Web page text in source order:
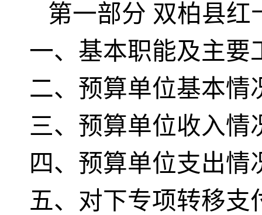
第一部分 双柏县红
一、基本职能及主要
二、预算单位基本情
三、预算单位收入情
四、预算单位支出情
五、对下专项转移支